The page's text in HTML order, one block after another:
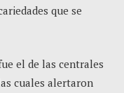
que se
el de las centrales
cuales alertaron